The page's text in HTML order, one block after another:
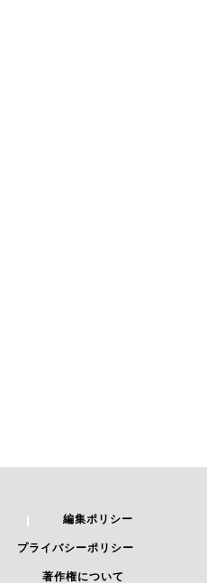
編集ポリシー
プライバシーポリシー
著作権について